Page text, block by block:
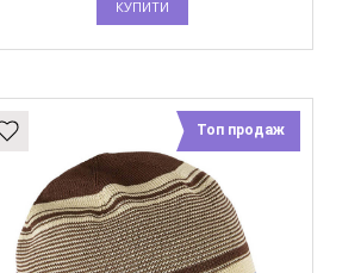
КУПИТИ
Топ продаж